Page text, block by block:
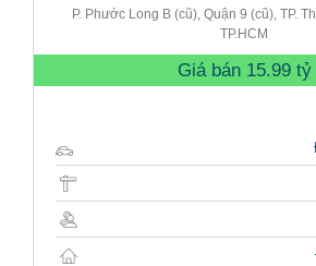
P. Phước Long B (cũ), Quận 9 (cũ), TP.
TP.HCM
Giá bán 15.99 tỷ